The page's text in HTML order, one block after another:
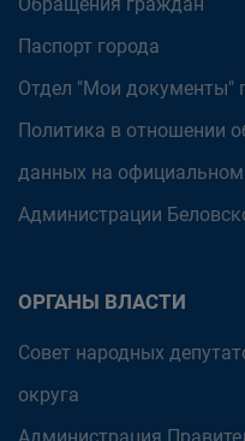
Паспорт города
Отдел "Мои документы"
Политика в отношении
данных на официальном
Администрации
ОРГАНЫ ВЛАСТИ
Совет народных
округа